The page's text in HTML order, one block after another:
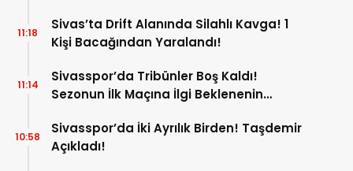
Sivas’ta Drift Alanında Silahlı Kavga! 1
Kişi Bacağından Yaralandı!
11:18
Sivasspor’da Tribünler Boş Kaldı!
Sezonun İlk Maçına İlgi Beklenenin
11:14
Sivasspor’da İki Ayrılık Birden! Taşdemir
Açıkladı!
10:58